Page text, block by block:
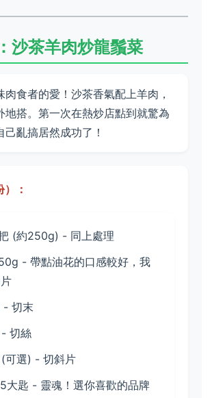
沙茶羊肉炒龍鬚菜
肉食者的愛！沙茶香氣配上羊肉，
地搭。第一次在熱炒店點到就驚為
己亂搞居然成功了！
：
(約250g) - 同上處理
- 帶點油花的口感較好，我
- 切末
切絲
可選) - 切斜片
大匙 - 靈魂！選你喜歡的品牌